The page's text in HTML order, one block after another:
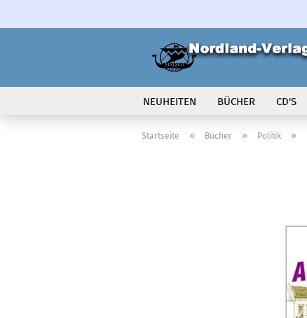
NEUHEITEN BÜCHER CD'S
VOLK IN BEWEGUNG
Startseite » Bücher » Politik »